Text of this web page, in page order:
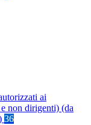
ai
non dirigenti) (da
36